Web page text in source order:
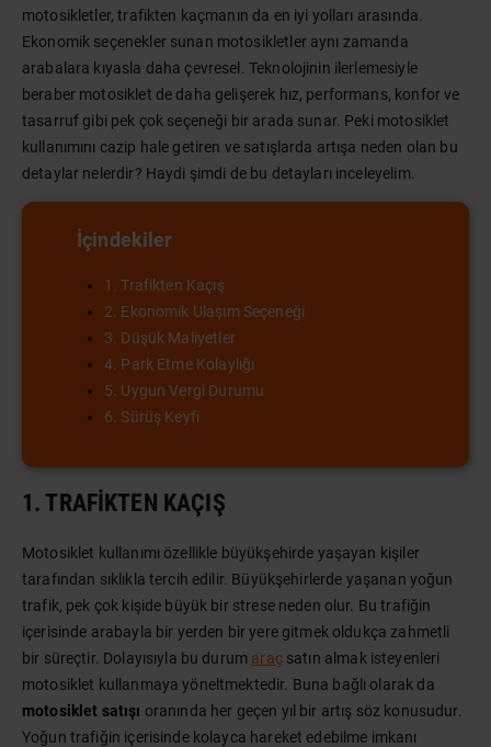
motosikletler, trafikten kaçmanın da en iyi yolları arasında.
Ekonomik seçenekler sunan motosikletler aynı zamanda
arabalara kıyasla daha çevresel. Teknolojinin ilerlemesiyle
beraber motosiklet de daha gelişerek hız, performans, konfor ve
tasarruf gibi pek çok seçeneği bir arada sunar. Peki motosiklet
kullanımını cazip hale getiren ve satışlarda artışa neden olan bu
detaylar nelerdir? Haydi şimdi de bu detayları inceleyelim.
İçindekiler
1. Trafikten Kaçış
2. Ekonomik Ulaşım Seçeneği
3. Düşük Maliyetler
4. Park Etme Kolaylığı
5. Uygun Vergi Durumu
6. Sürüş Keyfi
1. TRAFIKTEN KAÇIŞ
Motosiklet kullanımı özellikle büyükşehirde yaşayan kişiler
tarafından sıklıkla tercih edilir. Büyükşehirlerde yaşanan yoğun
trafik, pek çok kişide büyük bir strese neden olur. Bu trafiğin
içerisinde arabayla bir yerden bir yere gitmek oldukça zahmetli
bir süreçtir. Dolayısıyla bu durum araçsatın almak isteyenleri
motosiklet kullanmaya yöneltmektedir. Buna bağlı olarak da
motosiklet satışı oranında her geçen yıl bir artış söz konusudur.
Yoğun trafiğin içerisinde kolayca hareket edebilme imkanı